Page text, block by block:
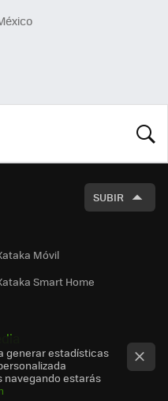
SUBIR
Móvil
Smart Home
generar estadísticas
navegando estarás